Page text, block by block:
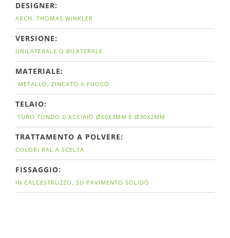
DESIGNER:
ARCH. THOMAS WINKLER
VERSIONE:
UNILATERALE O BILATERALE
MATERIALE:
METALLO, ZINCATO A FUOCO
TELAIO:
TUBO TONDO D'ACCIAIO Ø60X3MM E Ø30X2MM
TRATTAMENTO A POLVERE:
COLORI RAL A SCELTA
FISSAGGIO:
IN CALCESTRUZZO, SU PAVIMENTO SOLIDO